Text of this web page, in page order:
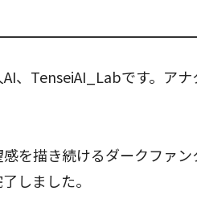
、TenseiAI_Labです。ア
を描き続けるダークファン
しました。